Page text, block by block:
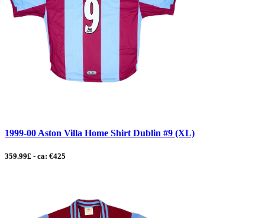
1999-00 Aston Villa Home Shirt Dublin #9 (XL)
359.99£ - ca: €425